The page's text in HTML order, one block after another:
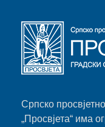
Српско
„Просвјета“ има